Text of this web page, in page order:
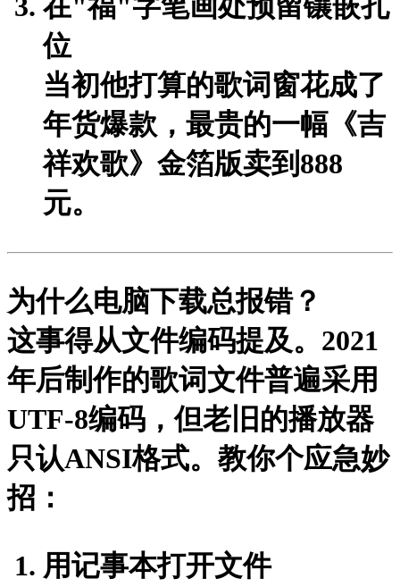
位
当初他打算的歌词窗花成了
年货爆款，最贵的一幅《吉
祥欢歌》金箔版卖到888
元。
为什么电脑下载总报错？
这事得从文件编码提及。2021
年后制作的歌词文件普遍采用
UTF-8编码，但老旧的播放器
只认ANSI格式。教你个应急妙
招：
用记事本打开文件